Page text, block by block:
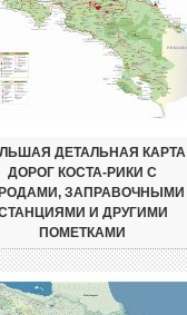
ДЕТАЛЬНАЯ КАРТА
ДОРОГ КОСТА-РИКИ С
ЗАПРАВОЧНЫМИ
И ДРУГИМИ
ПОМЕТКАМИ